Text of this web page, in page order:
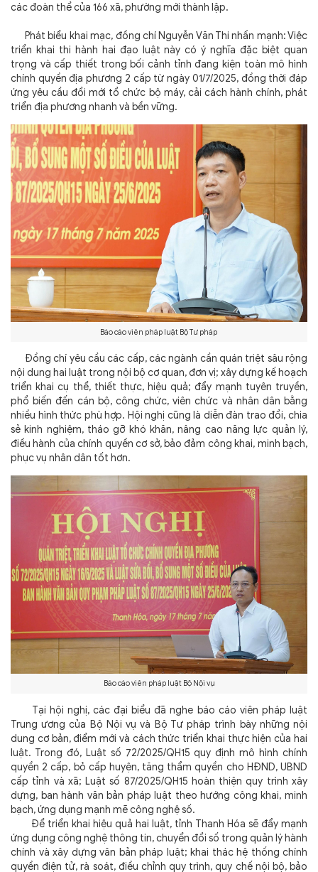
các đoàn thể của 166 xã, phường mới thành lập.
Phát biểu khai mạc, đồng chí Nguyễn Văn Thi nhấn mạnh: Việc
triển khai thi hành hai đạo luật này có ý nghĩa đặc biệt quan
trọng và cấp thiết trong bối cảnh tỉnh đang kiện toàn mô hình
chính quyền địa phương 2 cấp từ ngày 01/7/2025, đồng thời đáp
ứng yêu cầu đổi mới tổ chức bộ máy, cải cách hành chính, phát
triển địa phương nhanh và bền vững.
Báo cáo viên pháp luật Bộ Tư pháp
Đồng chí yêu cầu các cấp, các ngành cần quán triệt sâu rộng
nội dung hai luật trong nội bộ cơ quan, đơn vị; xây dựng kế hoạch
triển khai cụ thể, thiết thực, hiệu quả; đẩy mạnh tuyên truyền,
phổ biến đến cán bộ, công chức, viên chức và nhân dân bằng
nhiều hình thức phù hợp. Hội nghị cũng là diễn đàn trao đổi, chia
sẻ kinh nghiệm, tháo gỡ khó khăn, nâng cao năng lực quản lý,
điều hành của chính quyền cơ sở, bảo đảm công khai, minh bạch,
phục vụ nhân dân tốt hơn.
Báo cáo viên pháp luật Bộ Nội vụ
Tại hội nghị, các đại biểu đã nghe báo cáo viên pháp luật
Trung ương của Bộ Nội vụ và Bộ Tư pháp trình bày những nội
dung cơ bản, điểm mới và cách thức triển khai thực hiện của hai
luật. Trong đó, Luật số 72/2025/QH15 quy định mô hình chính
quyền 2 cấp, bỏ cấp huyện, tăng thẩm quyền cho HĐND, UBND
cấp tỉnh và xã; Luật số 87/2025/QH15 hoàn thiện quy trình xây
dựng, ban hành văn bản pháp luật theo hướng công khai, minh
bạch, ứng dụng mạnh mẽ công nghệ số.
Để triển khai hiệu quả hai luật, tỉnh Thanh Hóa sẽ đẩy mạnh
ứng dụng công nghệ thông tin, chuyển đổi số trong quản lý hành
chính và xây dựng văn bản pháp luật; khai thác hệ thống chính
quyền điện tử, rà soát, điều chỉnh quy trình, quy chế nội bộ, bảo